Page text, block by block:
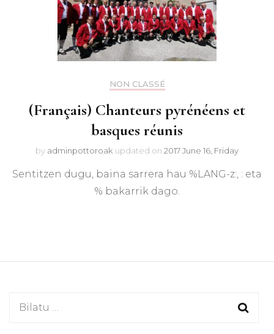
NON CLASSÉ
(Français) Chanteurs pyrénéens et
basques réunis
by adminpottoroak updated on 2017 June 16, Friday
Sentitzen dugu, baina sarrera hau %LANG-z:, : eta
% bakarrik dago.
Bilatu: